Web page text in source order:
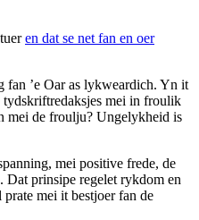
en dat se net fan en oer
fan ’e Oar as lykweardich. Yn it
tydskriftredaksjes mei in froulik
mei de froulju? Ungelykheid is
mei positive frede, de
prinsipe regelet rykdom en
mei it bestjoer fan de